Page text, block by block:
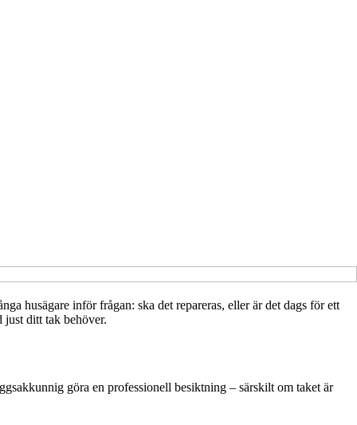
husägare inför frågan: ska det repareras, eller är det dags för ett
just ditt tak behöver.
göra en professionell besiktning – särskilt om taket är